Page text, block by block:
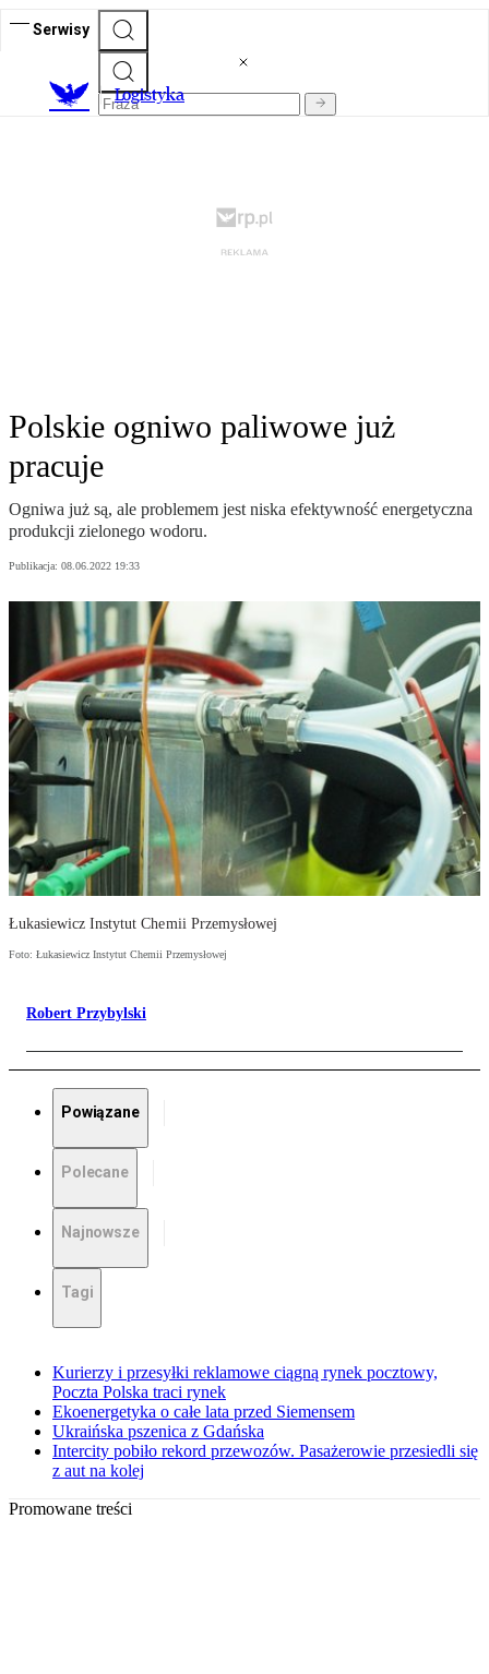
Serwisy
Logistyka
Polskie ogniwo paliwowe już
pracuje
Ogniwa już są, ale problemem jest niska efektywność energetyczna
produkcji zielonego wodoru.
Publikacja: 08.06.2022 19:33
Łukasiewicz Instytut Chemii Przemysłowej
Foto: Łukasiewicz Instytut Chemii Przemysłowej
Robert Przybylski
Powiązane
Polecane
Najnowsze
Tagi
Kurierzy i przesyłki reklamowe ciągną rynek pocztowy,
Poczta Polska traci rynek
Ekoenergetyka o całe lata przed Siemensem
Ukraińska pszenica z Gdańska
Intercity pobiło rekord przewozów. Pasażerowie przesiedli się
z aut na kolej
Promowane treści